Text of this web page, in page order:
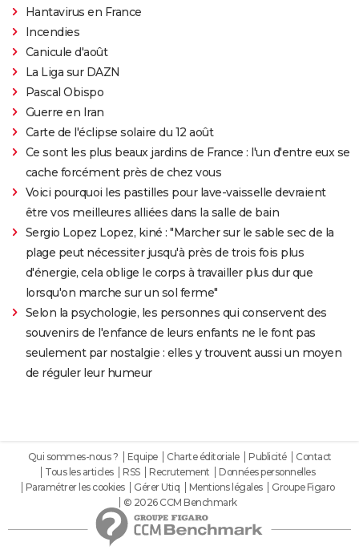
Hantavirus en France
Incendies
Canicule d'août
La Liga sur DAZN
Pascal Obispo
Guerre en Iran
Carte de l'éclipse solaire du 12 août
Ce sont les plus beaux jardins de France : l'un d'entre eux se
cache forcément près de chez vous
Voici pourquoi les pastilles pour lave-vaisselle devraient
être vos meilleures alliées dans la salle de bain
Sergio Lopez Lopez, kiné : "Marcher sur le sable sec de la
plage peut nécessiter jusqu'à près de trois fois plus
d'énergie, cela oblige le corps à travailler plus dur que
lorsqu'on marche sur un sol ferme"
Selon la psychologie, les personnes qui conservent des
souvenirs de l'enfance de leurs enfants ne le font pas
seulement par nostalgie : elles y trouvent aussi un moyen
de réguler leur humeur
Qui sommes-nous ? Equipe Charte éditoriale Publicité
Contact
Tous les articles
RSS Recrutement
Données personnelles
Paramétrer les cookies
Gérer Utiq Mentions légales
Groupe Figaro
© 2026 CCM Benchmark